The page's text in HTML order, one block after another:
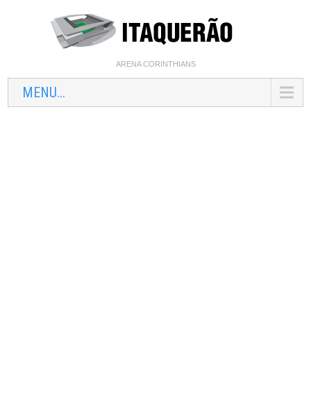
ARENA CORINTHIANS
MENU...